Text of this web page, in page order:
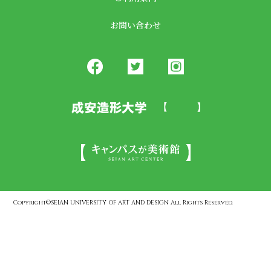
お問い合わせ
Copyright©SEIAN UNIVERSITY OF ART AND DESIGN All Rights Reserved.